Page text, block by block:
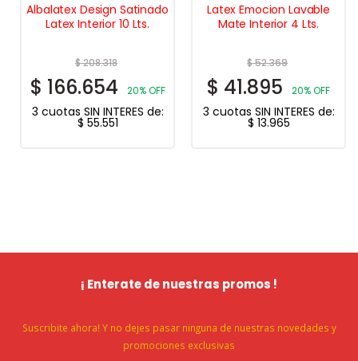
Albalatex Design Satinado
Latex Interior 10 Lts.
$208.318
$ 166.654 20% OFF
3 cuotas SIN INTERES de:
$ 55.551
Latex Emocion Lavable
Mate Interior 4 Lts.
$52.369
$ 41.895 20% OFF
3 cuotas SIN INTERES de:
$ 13.965
¡ Enterate de nuestras promos !
Suscribite ahora! Y no dejes pasar ninguna de nuestras novedades y
promociones exclusivas